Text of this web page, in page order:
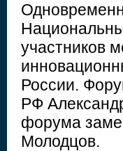
участников
России.
РФ
форума
Молодцов.